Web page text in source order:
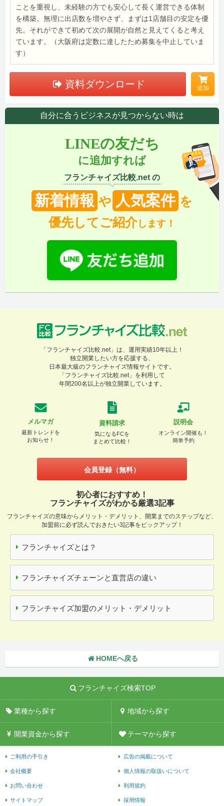
ことを重視し、未経験の方でも安心して長く運営できる体制
を構築。無理に出店数を増やさず、まずは1店舗目の安定を優
先。それができて初めて次の展開が自然と見えてくると考え
ています。（大阪府は定数に達したため募集を中止していま
す）
資料ダウンロード 追加
自分に合うビジネスが見つからない時は
LINEの友だち
に追加すれば
フランチャイズ比較.net の
新着情報 や 人気案件 を
優先してご紹介します！
「フランチャイズ比較.net」は、運用実績10年以上！
独立開業したい方を応援する、
日本最大級のフランチャイズ情報サイトです。
「フランチャイズ比較.net」を利用して
年間200名以上が独立開業しています。
メルマガ
最新トレンドを
お知らせ！
資料請求
気になるFCを
まとめて比較！
説明会
オンライン開催も！
簡単予約
会員登録（無料）
初心者におすすめ！
フランチャイズがわかる厳選3記事
フランチャイズの意味からメリット・デメリット、開業までのステップなど、
加盟前に必ず読んでおきたい3記事をピックアップ！
フランチャイズとは？
フランチャイズチェーンと直営店の違い
フランチャイズ加盟のメリット・デメリット
HOMEへ戻る
フランチャイズ検索TOP
業種から探す 地域から探す
開業資金から探す テーマから探す
ご利用の手引き 広告の掲載について
会社概要 個人情報の取扱いについて
お問い合わせ 利用規約
サイトマップ 採用情報